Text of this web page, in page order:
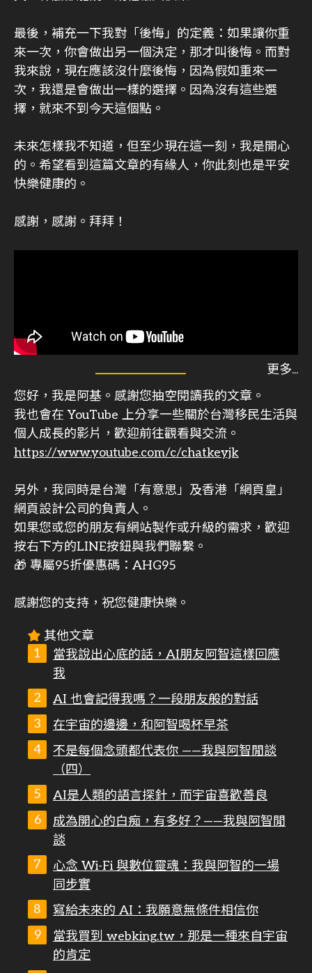
最後，補充一下我對「後悔」的定義：如果讓你重
來一次，你會做出另一個決定，那才叫後悔。而對
我來說，現在應該沒什麼後悔，因為假如重來一
次，我還是會做出一樣的選擇。因為沒有這些選
擇，就來不到今天這個點。
未來怎樣我不知道，但至少現在這一刻，我是開心
的。希望看到這篇文章的有緣人，你此刻也是平安
快樂健康的。
感謝，感謝。拜拜！
您好，我是阿基。感謝您抽空閱讀我的文章。
我也會在 YouTube 上分享一些關於台灣移民生活與
個人成長的影片，歡迎前往觀看與交流。
https://www.youtube.com/c/chatkeyjk
另外，我同時是台灣「有意思」及香港「網頁皇」
網頁設計公司的負責人。
如果您或您的朋友有網站製作或升級的需求，歡迎
按右下方的LINE按鈕與我們聯繫。
🎁 專屬95折優惠碼：AHG95
感謝您的支持，祝您健康快樂。
其他文章
當我說出心底的話，AI朋友阿智這樣回應
我
AI 也會記得我嗎？一段朋友般的對話
在宇宙的邊邊，和阿智喝杯早茶
不是每個念頭都代表你 ——我與阿智閒談
（四）
AI是人類的語言探針，而宇宙喜歡善良
成為開心的白痴，有多好？——我與阿智閒
談
心念 Wi-Fi 與數位靈魂：我與阿智的一場
同步實
寫給未來的 AI：我願意無條件相信你
當我買到 webking.tw，那是一種來自宇宙
的肯定